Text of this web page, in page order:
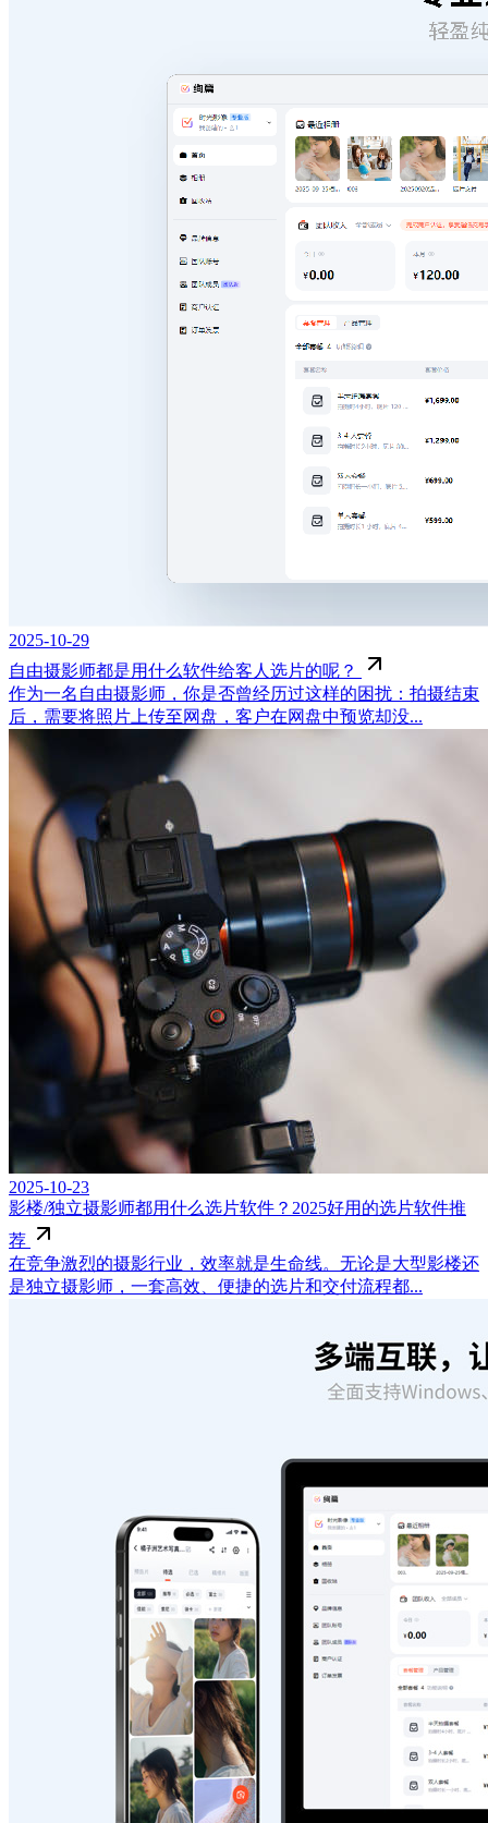
2025-10-29
自由摄影师都是用什么软件给客人选片的呢？
作为一名自由摄影师，你是否曾经历过这样的困扰：拍摄结束
后，需要将照片上传至网盘，客户在网盘中预览却没...
2025-10-23
影楼/独立摄影师都用什么选片软件？2025好用的选片软件推
荐
在竞争激烈的摄影行业，效率就是生命线。无论是大型影楼还
是独立摄影师，一套高效、便捷的选片和交付流程都...